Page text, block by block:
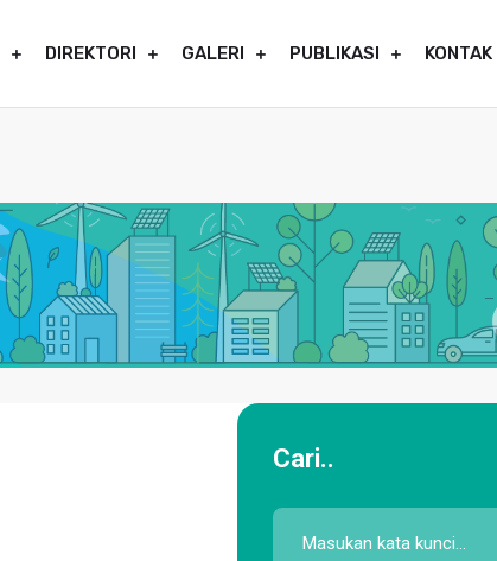
DIREKTORI GALERI PUBLIKASI KONTAK
Cari..